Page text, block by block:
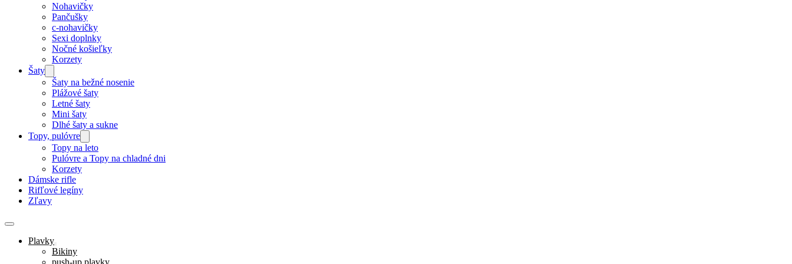
Nohavičky
Pančušky
c-nohavičky
Sexi doplnky
Nočné košieľky
Korzety
Šaty
Šaty na bežné nosenie
Plážové šaty
Letné šaty
Mini šaty
Dlhé šaty a sukne
Topy, pulóvre
Topy na leto
Pulóvre a Topy na chladné dni
Korzety
Dámske rifle
Rifľové legíny
Zľavy
Plavky
Bikiny
push-up plavky